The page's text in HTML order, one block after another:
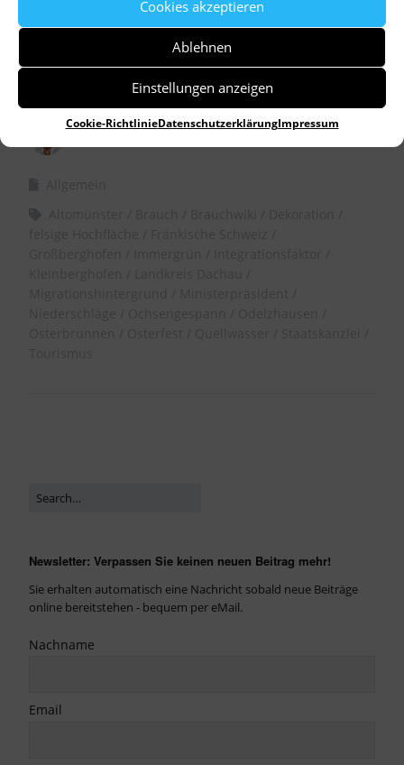
Cookies akzeptieren
Ablehnen
Einstellungen anzeigen
Cookie-RichtlinieDatenschutzerklärungImpressum
Newsletter: Verpassen Sie keinen neuen Beitrag mehr!
Sie erhalten automatisch eine Nachricht sobald neue Beiträge
online bereitstehen - bequem per eMail.
Nachname
Email